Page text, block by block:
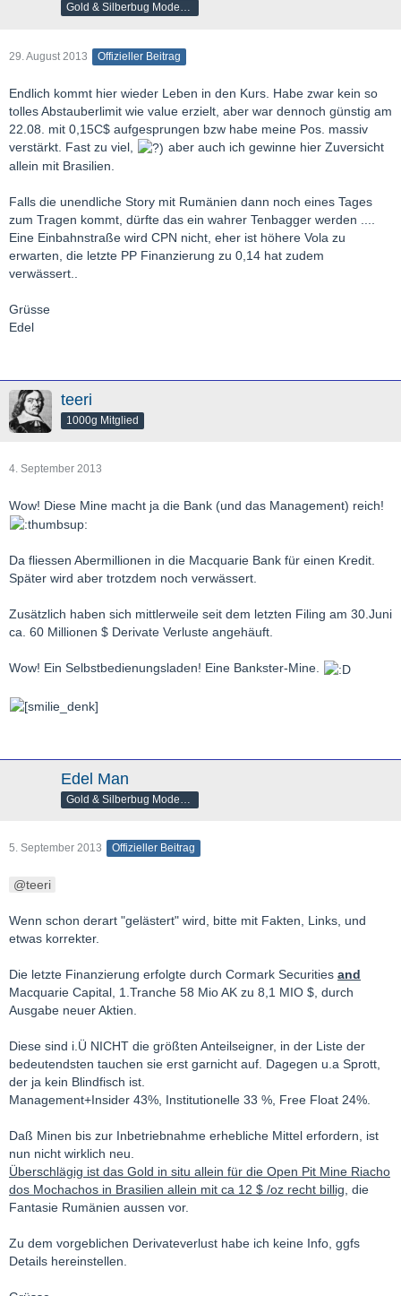
Gold & Silberbug Moderator
29. August 2013 Offizieller Beitrag
Endlich kommt hier wieder Leben in den Kurs. Habe zwar kein so
tolles Abstauberlimit wie value erzielt, aber war dennoch günstig am
22.08. mit 0,15C$ aufgesprungen bzw habe meine Pos. massiv
verstärkt. Fast zu viel,
aber auch ich gewinne hier Zuversicht
allein mit Brasilien.
Falls die unendliche Story mit Rumänien dann noch eines Tages
zum Tragen kommt, dürfte das ein wahrer Tenbagger werden ....
Eine Einbahnstraße wird CPN nicht, eher ist höhere Vola zu
erwarten, die letzte PP Finanzierung zu 0,14 hat zudem
verwässert..
Grüsse
Edel
teeri
1000g Mitglied
4. September 2013
Wow! Diese Mine macht ja die Bank (und das Management) reich!
Da fliessen Abermillionen in die Macquarie Bank für einen Kredit.
Später wird aber trotzdem noch verwässert.
Zusätzlich haben sich mittlerweile seit dem letzten Filing am 30.Juni
ca. 60 Millionen $ Derivate Verluste angehäuft.
Wow! Ein Selbstbedienungsladen! Eine Bankster-Mine.
Edel Man
5. September 2013 Offizieller Beitrag
teeri
Wenn schon derart "gelästert" wird, bitte mit Fakten, Links, und
etwas korrekter.
Die letzte Finanzierung erfolgte durch Cormark Securities and
Macquarie Capital, 1.Tranche 58 Mio AK zu 8,1 MIO $, durch
Ausgabe neuer Aktien.
Diese sind i.Ü NICHT die größten Anteilseigner, in der Liste der
bedeutendsten tauchen sie erst garnicht auf. Dagegen u.a Sprott,
der ja kein Blindfisch ist.
Management+Insider 43%, Institutionelle 33 %, Free Float 24%.
Daß Minen bis zur Inbetriebnahme erhebliche Mittel erfordern, ist
nun nicht wirklich neu.
Überschlägig ist das Gold in situ allein für die Open Pit Mine Riacho
dos Mochachos in Brasilien allein mit ca 12 $ /oz recht billig , die
Fantasie Rumänien aussen vor.
Zu dem vorgeblichen Derivateverlust habe ich keine Info, ggfs
Details hereinstellen.